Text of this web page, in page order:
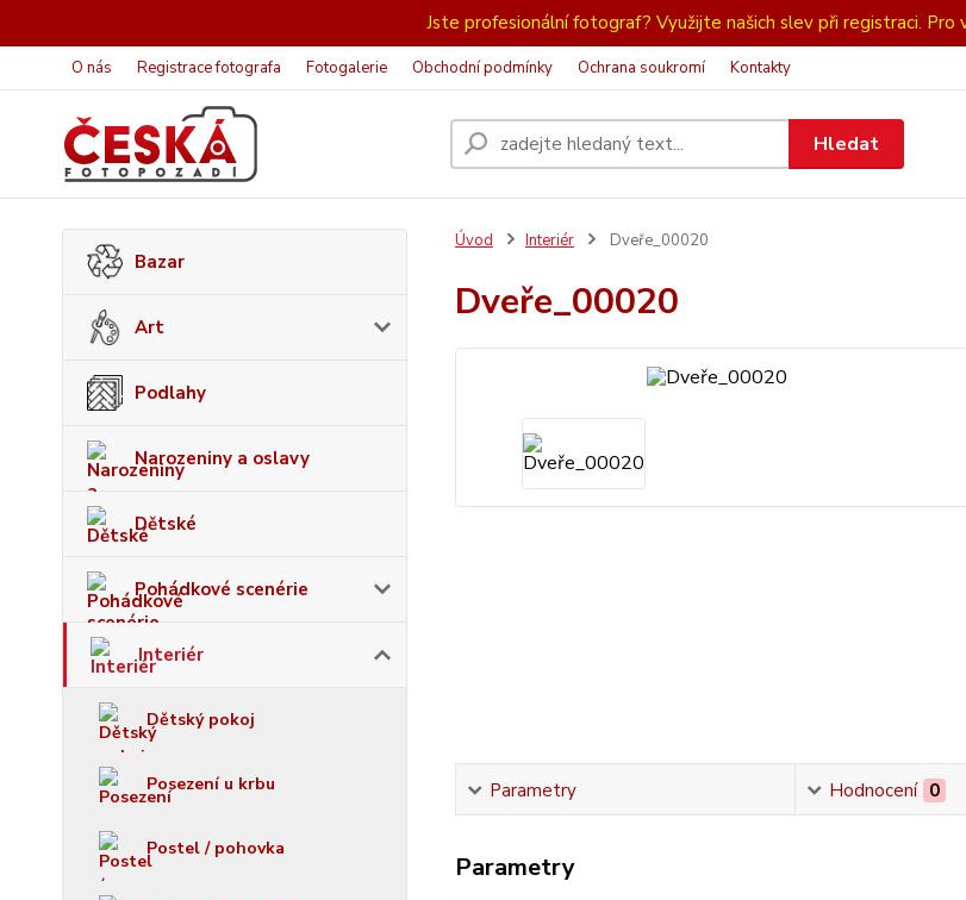
Jste profesionální fotograf? Využijte našich slev při registraci. Pro
O nás Registrace fotografa Fotogalerie Obchodní podmínky Ochrana soukromí Kontakty
Hledat
Bazar
Art
Podlahy
Narozeniny a oslavy
Dětské
Pohádkové scenérie
Interiér
Dětský pokoj
Posezení u krbu
Postel / pohovka
Úvod Interiér Dveře_00020
Dveře_00020
Parametry Hodnocení 0
Parametry